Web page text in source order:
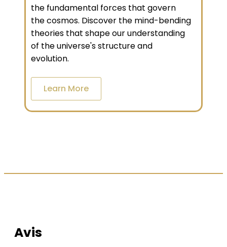
the fundamental forces that govern
the cosmos. Discover the mind-bending
theories that shape our understanding
of the universe's structure and
evolution.
Learn More
Avis